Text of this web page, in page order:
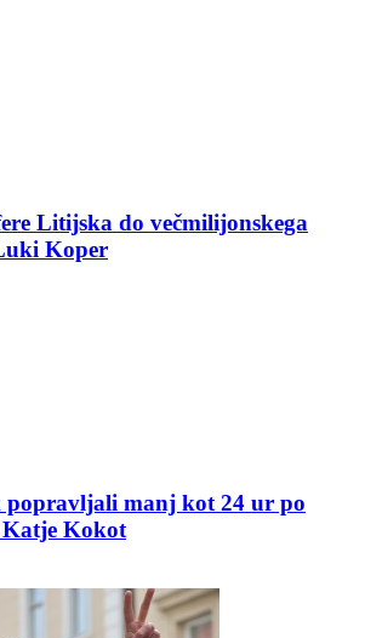
Litijska do večmilijonskega
Koper
manj kot 24 ur po
Katje Kokot